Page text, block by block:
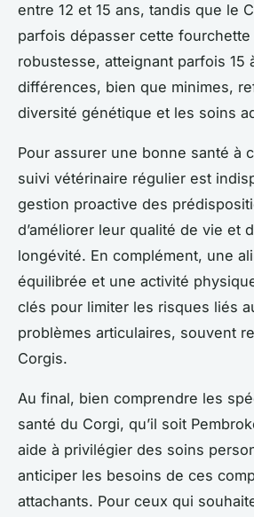
entre 12 et 15 ans, tandis que le
parfois dépasser cette fourchette
robustesse, atteignant parfois 15
différences, bien que minimes,
diversité génétique et les soins
Pour assurer une bonne santé à
suivi vétérinaire régulier est
gestion proactive des
d’améliorer leur qualité de vie et
longévité. En complément, une
équilibrée et une activité
clés pour limiter les risques liés
problèmes articulaires, souvent
Corgis.
Au final, bien comprendre les
santé du Corgi, qu’il soit
aide à privilégier des soins
anticiper les besoins de ces
attachants. Pour ceux qui